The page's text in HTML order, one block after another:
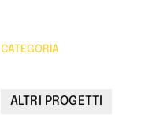
CATEGORIA
ALTRI PROGETTI